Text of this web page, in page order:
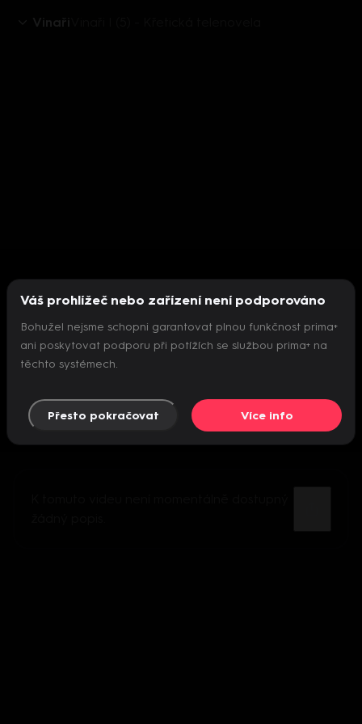
Vinaři
Nepodařilo se inicializovat přehrávač
Váš prohlížeč nebo zařízení není podporováno
Bohužel nejsme schopni garantovat plnou funkčnost prima+
ani poskytovat podporu při potížích se službou prima+ na
těchto systémech.
Přesto pokračovat Více info